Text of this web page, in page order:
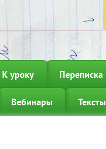
К уроку Переписка
Вебинары Тексты